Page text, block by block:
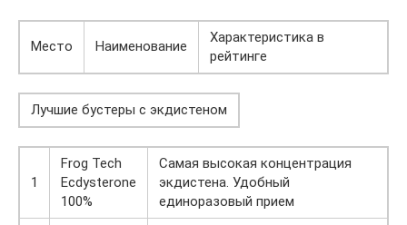
Место Наименование
Характеристика в
рейтинге
Лучшие бустеры с экдистеном
1
Frog Tech
Ecdysterone
100%
Самая высокая концентрация
экдистена. Удобный
единоразовый прием